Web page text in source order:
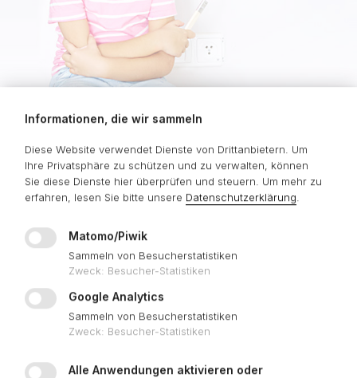
Informationen, die wir sammeln
Diese Website verwendet Dienste von Drittanbietern. Um
Ihre Privatsphäre zu schützen und zu verwalten, können
Sie diese Dienste hier überprüfen und steuern.
Um mehr zu
erfahren, lesen Sie bitte unsere Datenschutzerklärung
Matomo/Piwik
Sammeln von Besucherstatistiken
Zweck: Besucher-Statistiken
Google Analytics
Sammeln von Besucherstatistiken
Zweck: Besucher-Statistiken
Alle Anwendungen aktivieren oder